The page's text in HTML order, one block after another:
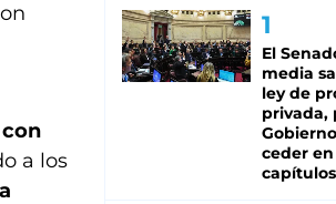
a los
El
media
ley de
privada,
ceder
capítulos